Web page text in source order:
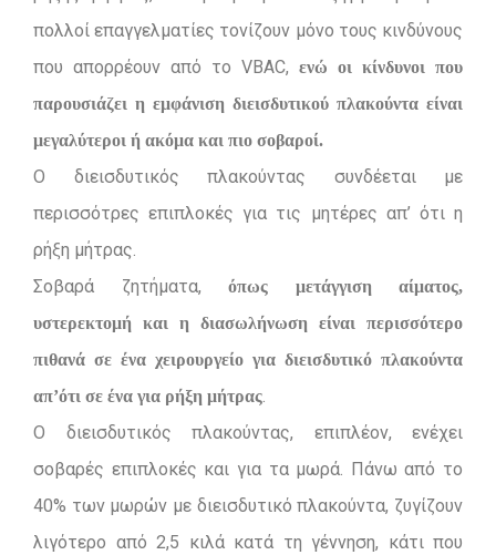
πολλοί επαγγελματίες τονίζουν μόνο τους κινδύνους
που απορρέουν από το VBAC, ενώ οι κίνδυνοι που
παρουσιάζει η εμφάνιση διεισδυτικού πλακούντα είναι
μεγαλύτεροι ή ακόμα και πιο σοβαροί.
Ο διεισδυτικός πλακούντας συνδέεται με
περισσότρες επιπλοκές για τις μητέρες απ’ ότι η
ρήξη μήτρας.
Σοβαρά ζητήματα, όπως μετάγγιση αίματος,
υστερεκτομή και η διασωλήνωση είναι περισσότερο
πιθανά σε ένα χειρουργείο για διεισδυτικό πλακούντα
απ’ότι σε ένα για ρήξη μήτρας.
Ο διεισδυτικός πλακούντας, επιπλέον, ενέχει
σοβαρές επιπλοκές και για τα μωρά. Πάνω από το
40% των μωρών με διεισδυτικό πλακούντα, ζυγίζουν
λιγότερο από 2,5 κιλά κατά τη γέννηση, κάτι που